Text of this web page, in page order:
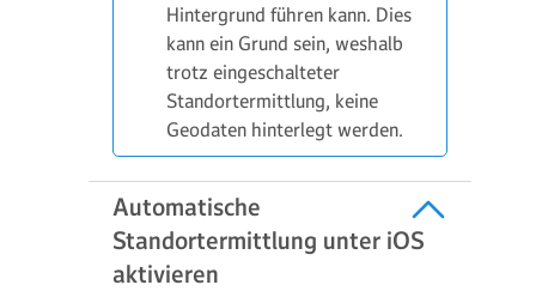
Hintergrund führen kann. Dies
kann ein Grund sein, weshalb
trotz eingeschalteter
Standortermittlung, keine
Geodaten hinterlegt werden.
Automatische
Standortermittlung unter iOS
aktivieren